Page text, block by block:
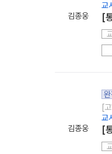
김종웅
교
[
김종웅
[
교
[